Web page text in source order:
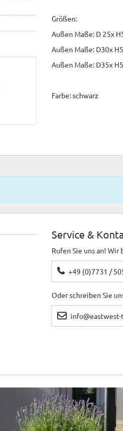
Größen:
Außen Maße: D 25x
Außen Maße: D30x
Außen Maße: D35x
Farbe: schwarz
Service &
Rufen Sie uns an! Wir
+49 (0)7731 /
Oder schreiben Sie